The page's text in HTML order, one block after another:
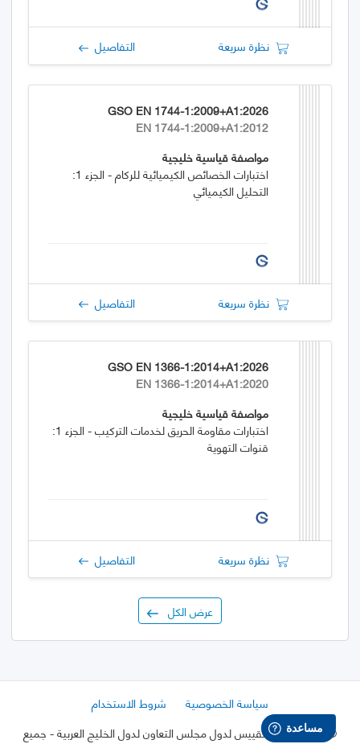
نظرة سريعة التفاصيل
GSO EN 1744-1:2009+A1:2026
EN 1744-1:2009+A1:2012
مواصفة قياسية خليجية
اختبارات الخصائص الكيميائية للركام - الجزء 1:
التحليل الكيميائي
نظرة سريعة التفاصيل
GSO EN 1366-1:2014+A1:2026
EN 1366-1:2014+A1:2020
مواصفة قياسية خليجية
اختبارات مقاومة الحريق لخدمات التركيب - الجزء 1:
قنوات التهوية
نظرة سريعة التفاصيل
عرض الكل
سياسة الخصوصية
شروط الاستخدام
© 2026 هيئة التقييس لدول مجلس التعاون لدول الخليج العربية
- جميع